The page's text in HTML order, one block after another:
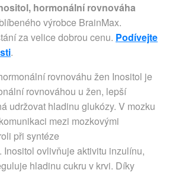
hormonální rovnováha
výrobce BrainMax.
za velice dobrou cenu. Podívejte
.
rovnováhu žen Inositol je
rovnováhou u žen, lepší
udržovat hladinu glukózy. V mozku
mezi mozkovými
při syntéze
Inositol ovlivňuje aktivitu inzulínu,
hladinu cukru v krvi. Díky